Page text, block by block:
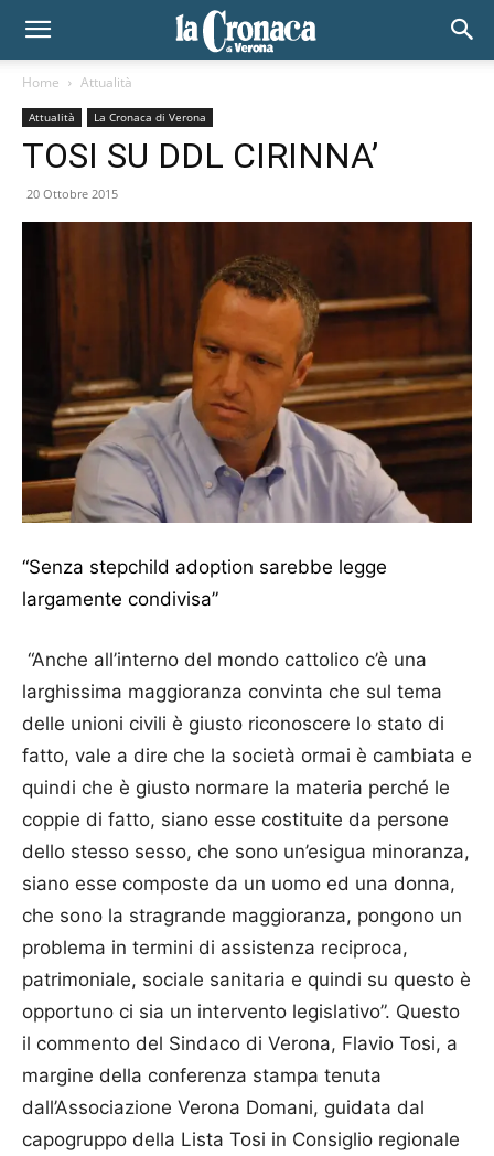
Home Attualità
Attualità La Cronaca di Verona
TOSI SU DDL CIRINNA’
20 Ottobre 2015
“Senza stepchild adoption sarebbe legge
largamente condivisa”
“Anche all’interno del mondo cattolico c’è una
larghissima maggioranza convinta che sul tema
delle unioni civili è giusto riconoscere lo stato di
fatto, vale a dire che la società ormai è cambiata e
quindi che è giusto normare la materia perché le
coppie di fatto, siano esse costituite da persone
dello stesso sesso, che sono un’esigua minoranza,
siano esse composte da un uomo ed una donna,
che sono la stragrande maggioranza, pongono un
problema in termini di assistenza reciproca,
patrimoniale, sociale sanitaria e quindi su questo è
opportuno ci sia un intervento legislativo”. Questo
il commento del Sindaco di Verona, Flavio Tosi, a
margine della conferenza stampa tenuta
dall’Associazione Verona Domani, guidata dal
capogruppo della Lista Tosi in Consiglio regionale